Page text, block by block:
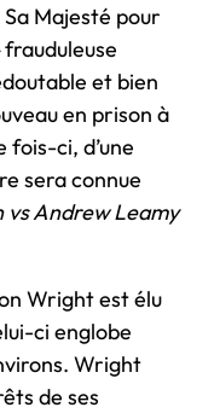
Majesté pour
frauduleuse
et bien
en prison à
ci, d’une
sera connue
vs Andrew Leamy
Wright est élu
ci englobe
Wright
de ses